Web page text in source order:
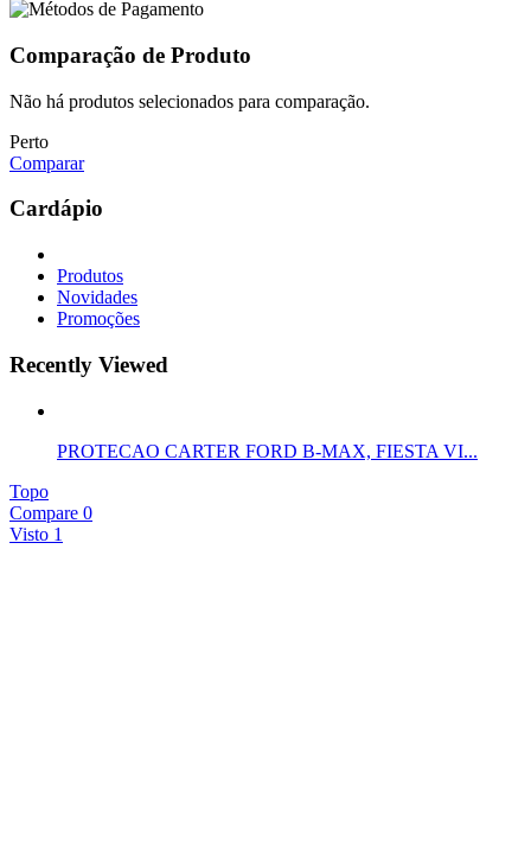
Comparação de Produto
Não há produtos selecionados para comparação.
Perto
Comparar
Cardápio
Produtos
Novidades
Promoções
Recently Viewed
PROTECAO CARTER FORD B-MAX, FIESTA VI...
Topo
Compare 0
Visto 1